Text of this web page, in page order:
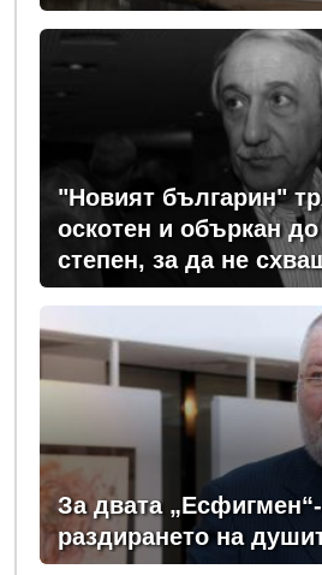
"Козлодуй"?
"Новият българин"
оскотен и объркан
степен, за да не
какви хора се
За двата
раздирането на